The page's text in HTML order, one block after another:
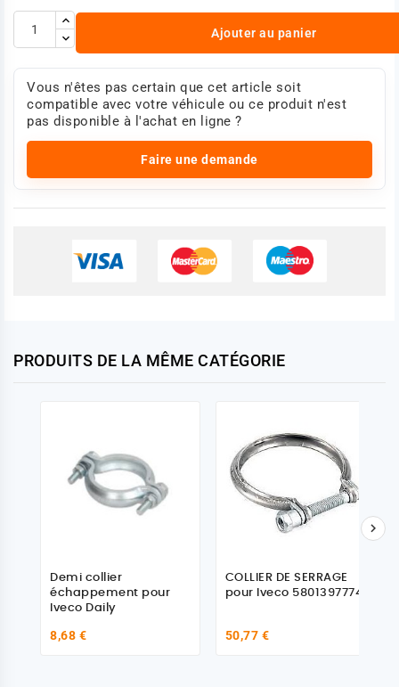
Ajouter au panier
Vous n'êtes pas certain que cet article soit
compatible avec votre véhicule ou ce produit n'est
pas disponible à l'achat en ligne ?
Faire une demande
PRODUITS DE LA MÊME CATÉGORIE
Demi collier
échappement pour
Iveco Daily
8,68 €
COLLIER DE SERRAGE
pour Iveco 5801397774
50,77 €
